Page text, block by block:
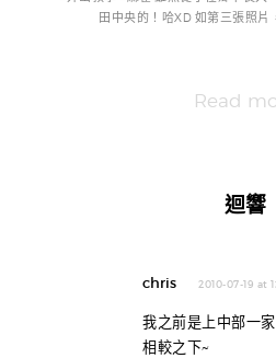
田中央的！哈XD 如第三張照片
Read
迴響
chris 2010-07-19 at
我之前是上中部一
相較之下~